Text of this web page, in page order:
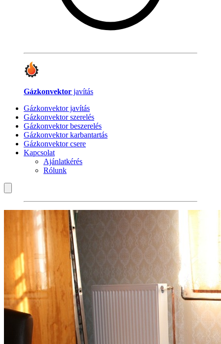
Gázkonvektor javítás
Gázkonvektor javítás
Gázkonvektor szerelés
Gázkonvektor beszerelés
Gázkonvektor karbantartás
Gázkonvektor csere
Kapcsolat
Ajánlatkérés
Rólunk